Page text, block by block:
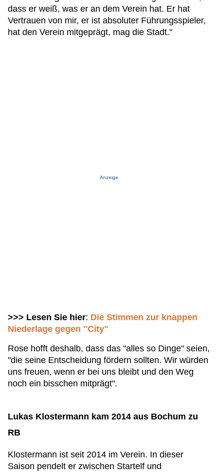
dass er weiß, was er an dem Verein hat. Er hat
Vertrauen von mir, er ist absoluter Führungsspieler,
hat den Verein mitgeprägt, mag die Stadt."
Anzeige
>>> Lesen Sie hier: Die Stimmen zur knappen
Niederlage gegen "City"
Rose hofft deshalb, dass das "alles so Dinge" seien,
"die seine Entscheidung fördern sollten. Wir würden
uns freuen, wenn er bei uns bleibt und den Weg
noch ein bisschen mitprägt".
Lukas Klostermann kam 2014 aus Bochum zu
RB
Klostermann ist seit 2014 im Verein. In dieser
Saison pendelt er zwischen Startelf und